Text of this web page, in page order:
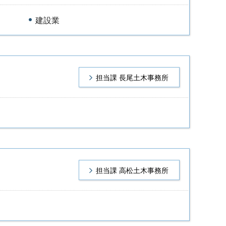
建設業
担当課 長尾土木事務所
担当課 高松土木事務所